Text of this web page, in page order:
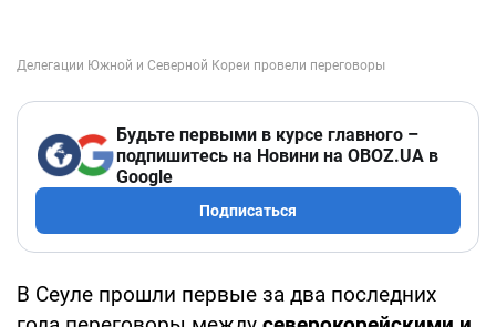
Будьте первыми в курсе главного –
подпишитесь на Новини на OBOZ.UA в
Google
Подписаться
В Сеуле прошли первые за два последних